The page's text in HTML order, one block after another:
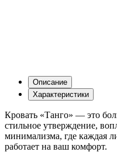
Описание
Характеристики
Кровать «Танго» — это
стильное утверждение,
минимализма, где каждая
работает на ваш комфорт.